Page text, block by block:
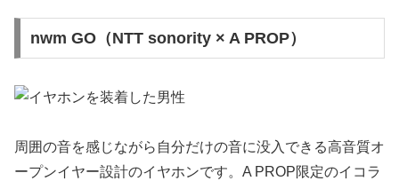
nwm GO（NTT sonority × A PROP）
周囲の音を感じながら自分だけの音に没入できる高音質オ
ープンイヤー設計のイヤホンです。A PROP限定のイコラ